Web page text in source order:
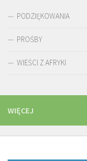
PODZIĘKOWANIA
PROŚBY
WIEŚCI Z AFRYKI
WIĘCEJ